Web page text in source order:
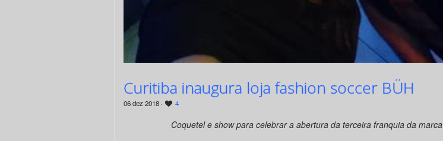
Curitiba inaugura loja fashion soccer BÜH
06 dez 2018 · 4
Coquetel e show para celebrar a abertura da terceira franquia da marca